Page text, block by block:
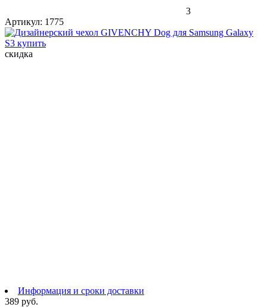
3
Артикул: 1775
скидка
Информация и сроки доставки
389 руб.